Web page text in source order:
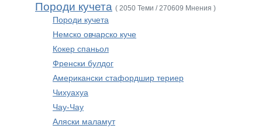
Породи кучета ( 2050 Теми / 270609 Мнения )
Породи кучета
Немско овчарско куче
Кокер спаньол
Френски булдог
Американски стафордшир териер
Чихуахуа
Чау-Чау
Аляски маламут